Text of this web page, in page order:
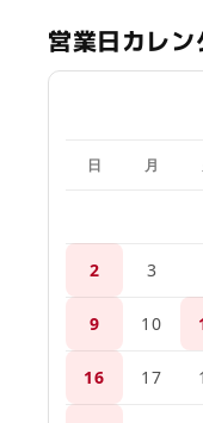
営業日カレン
日 月
2 3
9 10
16 17